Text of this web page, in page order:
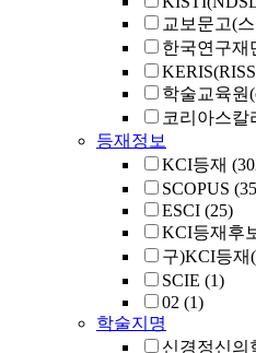
교보문고(
한국연구재
학술교육원
코리아스칼
등재정보
KCI등재
SCOPUS
ESCI (25)
KCI등재후
구)KCI등재
SCIE (1)
02 (1)
학술지명
신경정신의